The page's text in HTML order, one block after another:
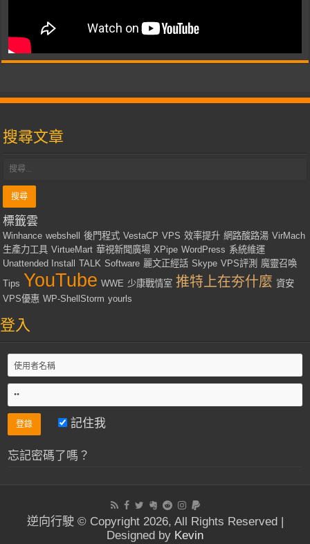
搜尋文章
標籤雲
Winhance webshell 後門程式 VestaCP VPS 效率提升 網路酸路湯 VirMach
生產力工具 VirtueMart 華視新聞廣場 XPipe WordPress 系統維運
Unattended Install
TALK Software 麗文正經話 Skype VPS評測 魔靈召喚
Tips YouTube WWE 少康戰情室 推特上在夯什麼 資安
VPS優惠 WP-ShellStorm yourls
登入
記住我
忘記密碼了嗎？
逆向行駛 © Copyright 2026, All Rights Reserved |
Designed by Kevin